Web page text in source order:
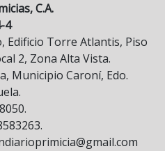
C.A.
4
Edificio Torre Atlantis, Piso
2, Zona Alta Vista.
Municipio Caroní, Edo.
8050.